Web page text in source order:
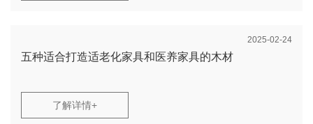
2025-02-24
五种适合打造适老化家具和医养家具的木材
了解详情+